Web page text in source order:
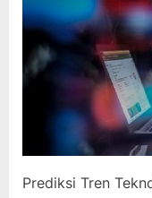
Prediksi Tren